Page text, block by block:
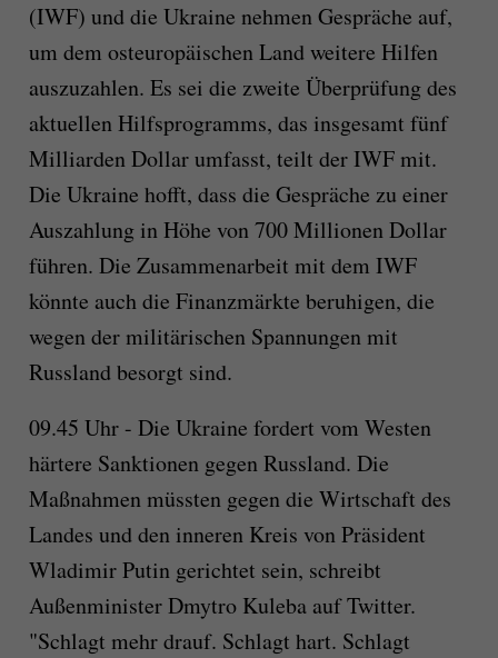
(IWF) und die Ukraine nehmen Gespräche auf,
um dem osteuropäischen Land weitere Hilfen
auszuzahlen. Es sei die zweite Überprüfung des
aktuellen Hilfsprogramms, das insgesamt fünf
Milliarden Dollar umfasst, teilt der IWF mit.
Die Ukraine hofft, dass die Gespräche zu einer
Auszahlung in Höhe von 700 Millionen Dollar
führen. Die Zusammenarbeit mit dem IWF
könnte auch die Finanzmärkte beruhigen, die
wegen der militärischen Spannungen mit
Russland besorgt sind.
09.45 Uhr - Die Ukraine fordert vom Westen
härtere Sanktionen gegen Russland. Die
Maßnahmen müssten gegen die Wirtschaft des
Landes und den inneren Kreis von Präsident
Wladimir Putin gerichtet sein, schreibt
Außenminister Dmytro Kuleba auf Twitter.
"Schlagt mehr drauf. Schlagt hart. Schlagt